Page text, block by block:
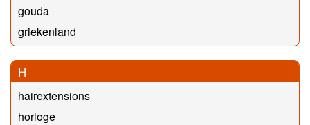
gouda
griekenland
H
hairextensions
horloge